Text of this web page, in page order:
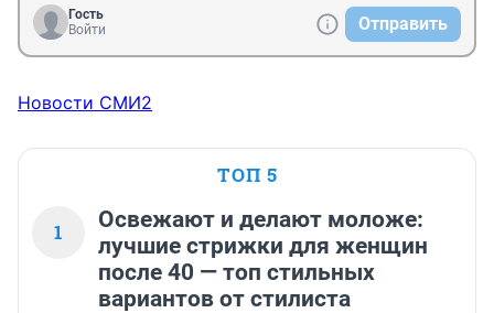
Гость
Войти
Отправить
Новости СМИ2
ТОП 5
1
Освежают и делают моложе:
лучшие стрижки для женщин
после 40 — топ стильных
вариантов от стилиста